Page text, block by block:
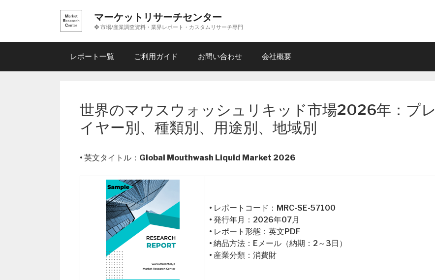
ン
マーケットリサーチセンター
❖ 市場/産業調査資料・業界レポート・カスタムリサーチ専門
レポート一覧 ご利用ガイド お問い合わせ 会社概要
世界のマウスウォッシュリキッド市場2026年：プレ
イヤー別、種類別、用途別、地域別
• 英文タイトル： Global Mouthwash Liquid Market 2026
• レポートコード：MRC-SE-57100
• 発行年月：2026年07月
• レポート形態：英文PDF
• 納品方法：Eメール（納期：2～3日）
• 産業分類：消費財